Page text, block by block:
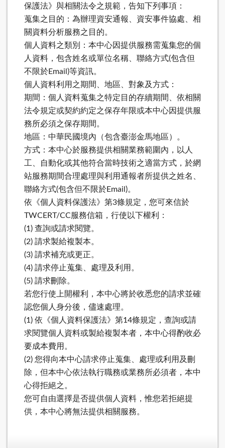
保護法》與相關法令之規範，告知下列事項：
蒐集之目的：為辦理資安通報、資安事件協處、相
關資料分析服務之目的。
個人資料之類別：本中心因提供服務需蒐集您的個
人資料，包含姓名或單位名稱、聯絡方式(包含但
不限於Email)等資訊。
個人資料利用之期間、地區、對象及方式：
期間：個人資料蒐集之特定目的存續期間、依相關
法令規定或契約約定之保存年限或本中心因提供服
務所必須之保存期間。
地區：中華民國境內（包含臺澎金馬地區）。
方式：本中心於服務提供相關業務範圍內，以人
工、自動化或其他符合當時技術之適當方式，於網
站服務期間合理處理與利用通報者所提供之姓名、
聯絡方式(包含但不限於Email)。
依《個人資料保護法》第3條規定，您可來信於
TWCERT/CC服務信箱，行使以下權利：
(1) 查詢或請求閱覽。
(2) 請求製給複製本。
(3) 請求補充或更正。
(4) 請求停止蒐集、處理及利用。
(5) 請求刪除。
若您行使上開權利，本中心將於收悉您的請求並確
認您個人身分後，儘速處理。
(1) 依《個人資料保護法》第14條規定，查詢或請
求閱覽個人資料或製給複製本者，本中心得酌收必
要成本費用。
(2) 您得向本中心請求停止蒐集、處理或利用及刪
除，但本中心依法執行職務或業務所必須者，本中
心得拒絕之。
您可自由選擇是否提供個人資料，惟您若拒絕提
供，本中心將無法提供相關服務。